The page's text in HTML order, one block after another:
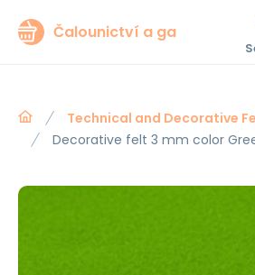
Čalounictví a ga
Technical and Decorative
Decorative felt 3 mm color